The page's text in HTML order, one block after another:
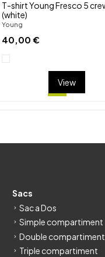
T-shirt Young Fresco 5
(white)
Young
40,00 €
View
Sacs
Sac a Dos
Simple compartiment
Double compartiment
Triple compartiment